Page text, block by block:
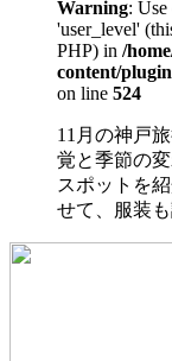
Warning: Use
'user_level'
PHP) in /
content/
on line 524
11月の神戸
覚と季節の
スポットを
せて、服装